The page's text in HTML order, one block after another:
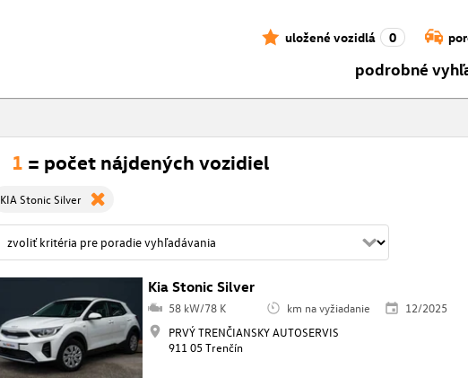
uložené vozidlá 0
podrobné
1 = počet nájdených vozidiel
KIA Stonic Silver
Kia Stonic Silver
58 kW/78 K km na vyžiadanie
12/2025
PRVÝ TRENČIANSKY AUTOSERVIS
911 05 Trenčín